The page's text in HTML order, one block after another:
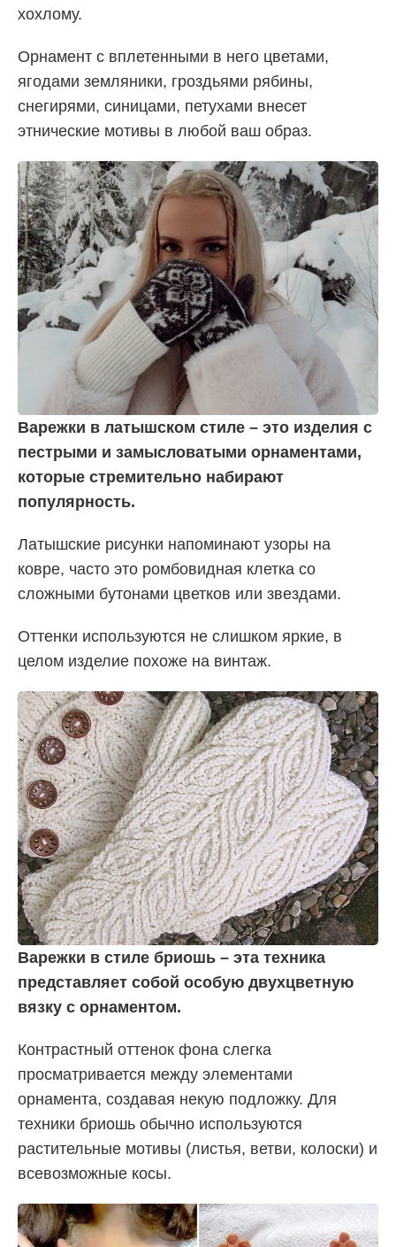
хохлому.
Орнамент с вплетенными в него цветами,
ягодами земляники, гроздьями рябины,
снегирями, синицами, петухами внесет
этнические мотивы в любой ваш образ.
Варежки в латышском стиле – это изделия с
пестрыми и замысловатыми орнаментами,
которые стремительно набирают
популярность.
Латышские рисунки напоминают узоры на
ковре, часто это ромбовидная клетка со
сложными бутонами цветков или звездами.
Оттенки используются не слишком яркие, в
целом изделие похоже на винтаж.
Варежки в стиле бриошь – эта техника
представляет собой особую двухцветную
вязку с орнаментом.
Контрастный оттенок фона слегка
просматривается между элементами
орнамента, создавая некую подложку. Для
техники бриошь обычно используются
растительные мотивы (листья, ветви, колоски) и
всевозможные косы.